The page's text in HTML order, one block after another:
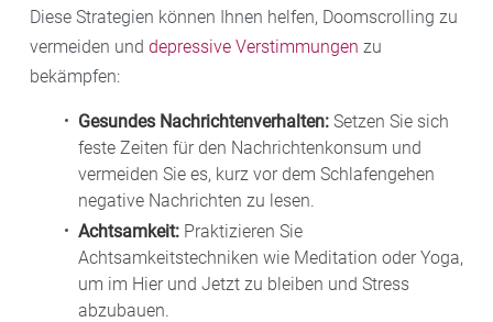
Diese Strategien können Ihnen helfen, Doomscrolling zu
vermeiden und depressive Verstimmungen zu
bekämpfen:
Gesundes Nachrichtenverhalten: Setzen Sie sich
feste Zeiten für den Nachrichtenkonsum und
vermeiden Sie es, kurz vor dem Schlafengehen
negative Nachrichten zu lesen.
Achtsamkeit: Praktizieren Sie
Achtsamkeitstechniken wie Meditation oder Yoga,
um im Hier und Jetzt zu bleiben und Stress
abzubauen.